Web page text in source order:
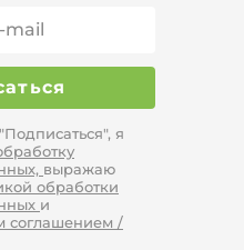
я
выражаю
обработки
и
соглашением /